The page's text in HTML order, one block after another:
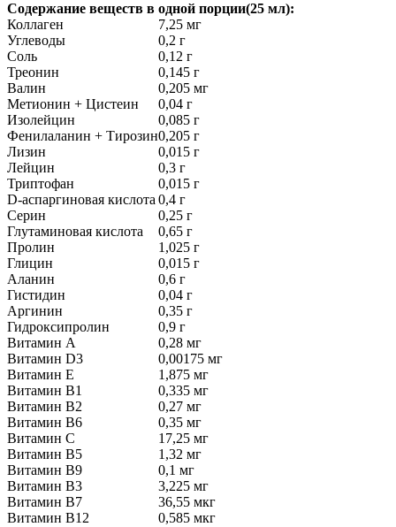
Содержание веществ в одной порции(25 мл):
Коллаген
7,25 мг
Углеводы
0,2 г
Соль
0,12 г
Треонин
0,145 г
Валин
0,205 мг
Метионин + Цистеин
0,04 г
Изолейцин
0,085 г
Фенилаланин + Тирозин0,205 г
Лизин
0,015 г
Лейцин
0,3 г
Триптофан
0,015 г
D-аспаргиновая кислота 0,4 г
Серин
0,25 г
Глутаминовая кислота
0,65 г
Пролин
1,025 г
Глицин
0,015 г
Аланин
0,6 г
Гистидин
0,04 г
Аргинин
0,35 г
Гидроксипролин
0,9 г
Витамин А
0,28 мг
Витамин D3
0,00175 мг
Витамин Е
1,875 мг
Витамин В1
0,335 мг
Витамин В2
0,27 мг
Витамин В6
0,35 мг
Витамин С
17,25 мг
Витамин В5
1,32 мг
Витамин В9
0,1 мг
Витамин В3
3,225 мг
Витамин В7
36,55 мкг
Витамин В12
0,585 мкг